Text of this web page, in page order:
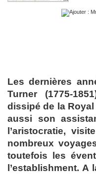
Les dernières
Turner (1775-
dissipé de la
aussi son
l’aristocratie,
nombreux
toutefois les
l’establishment.